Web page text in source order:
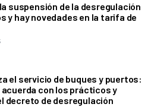
suspensión de la desregulación
y hay novedades en la tarifa de
el servicio de buques y puertos:
acuerda con los prácticos y
decreto de desregulación